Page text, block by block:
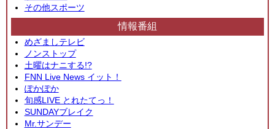
その他スポーツ
情報番組
めざましテレビ
ノンストップ
土曜はナニする!?
FNN Live News イット！
ぽかぽか
旬感LIVE とれたてっ！
SUNDAYブレイク
Mr.サンデー